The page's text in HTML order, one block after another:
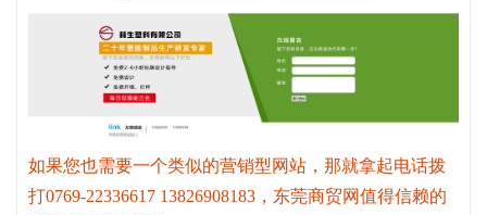
如果您也需要一个类似的营销型网站，那就拿起电话拨
打0769-22336617 13826908183，东莞商贸网值得信赖的